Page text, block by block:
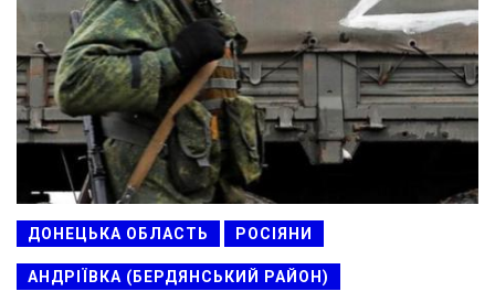
ДОНЕЦЬКА ОБЛАСТЬ РОСІЯНИ
АНДРІЇВКА (БЕРДЯНСЬКИЙ РАЙОН)